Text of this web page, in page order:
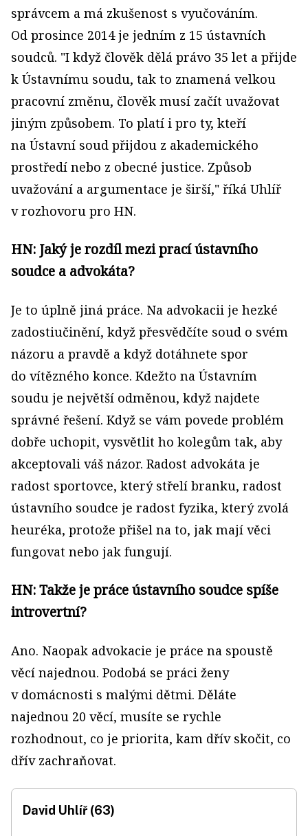
správcem a má zkušenost s vyučováním.
Od prosince 2014 je jedním z 15 ústavních
soudců. "I když člověk dělá právo 35 let a přijde
k Ústavnímu soudu, tak to znamená velkou
pracovní změnu, člověk musí začít uvažovat
jiným způsobem. To platí i pro ty, kteří
na Ústavní soud přijdou z akademického
prostředí nebo z obecné justice. Způsob
uvažování a argumentace je širší," říká Uhlíř
v rozhovoru pro HN.
HN: Jaký je rozdíl mezi prací ústavního
soudce a advokáta?
Je to úplně jiná práce. Na advokacii je hezké
zadostiučinění, když přesvědčíte soud o svém
názoru a pravdě a když dotáhnete spor
do vítězného konce. Kdežto na Ústavním
soudu je největší odměnou, když najdete
správné řešení. Když se vám povede problém
dobře uchopit, vysvětlit ho kolegům tak, aby
akceptovali váš názor. Radost advokáta je
radost sportovce, který střelí branku, radost
ústavního soudce je radost fyzika, který zvolá
heuréka, protože přišel na to, jak mají věci
fungovat nebo jak fungují.
HN: Takže je práce ústavního soudce spíše
introvertní?
Ano. Naopak advokacie je práce na spoustě
věcí najednou. Podobá se práci ženy
v domácnosti s malými dětmi. Děláte
najednou 20 věcí, musíte se rychle
rozhodnout, co je priorita, kam dřív skočit, co
dřív zachraňovat.
David Uhlíř (63)